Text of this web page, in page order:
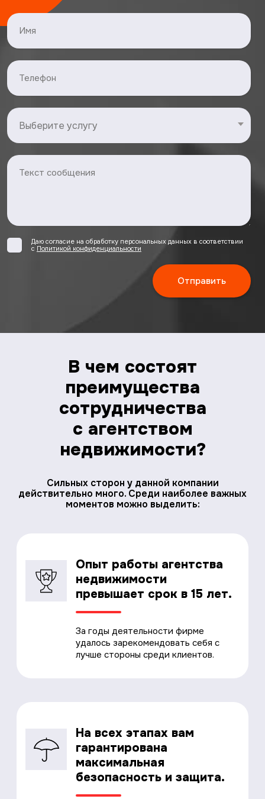
Даю согласие на обработку персональных данных в соответствии
с Политикой конфиденциальности
В чем состоят
преимущества
сотрудничества
с агентством
недвижимости?
Сильных сторон у данной компании
действительно много. Среди наиболее важных
моментов можно выделить:
Опыт работы агентства
недвижимости
превышает срок в 15 лет.
За годы деятельности фирме
удалось зарекомендовать себя с
лучше стороны среди клиентов.
На всех этапах вам
гарантирована
максимальная
безопасность и защита.